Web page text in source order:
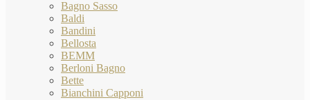
Bagno Sasso
Baldi
Bandini
Bellosta
BEMM
Berloni Bagno
Bette
Bianchini Capponi